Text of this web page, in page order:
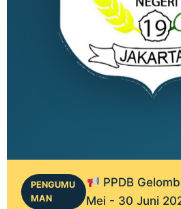
PENGUMU
MAN
PPDB
Mei - 30 Juni